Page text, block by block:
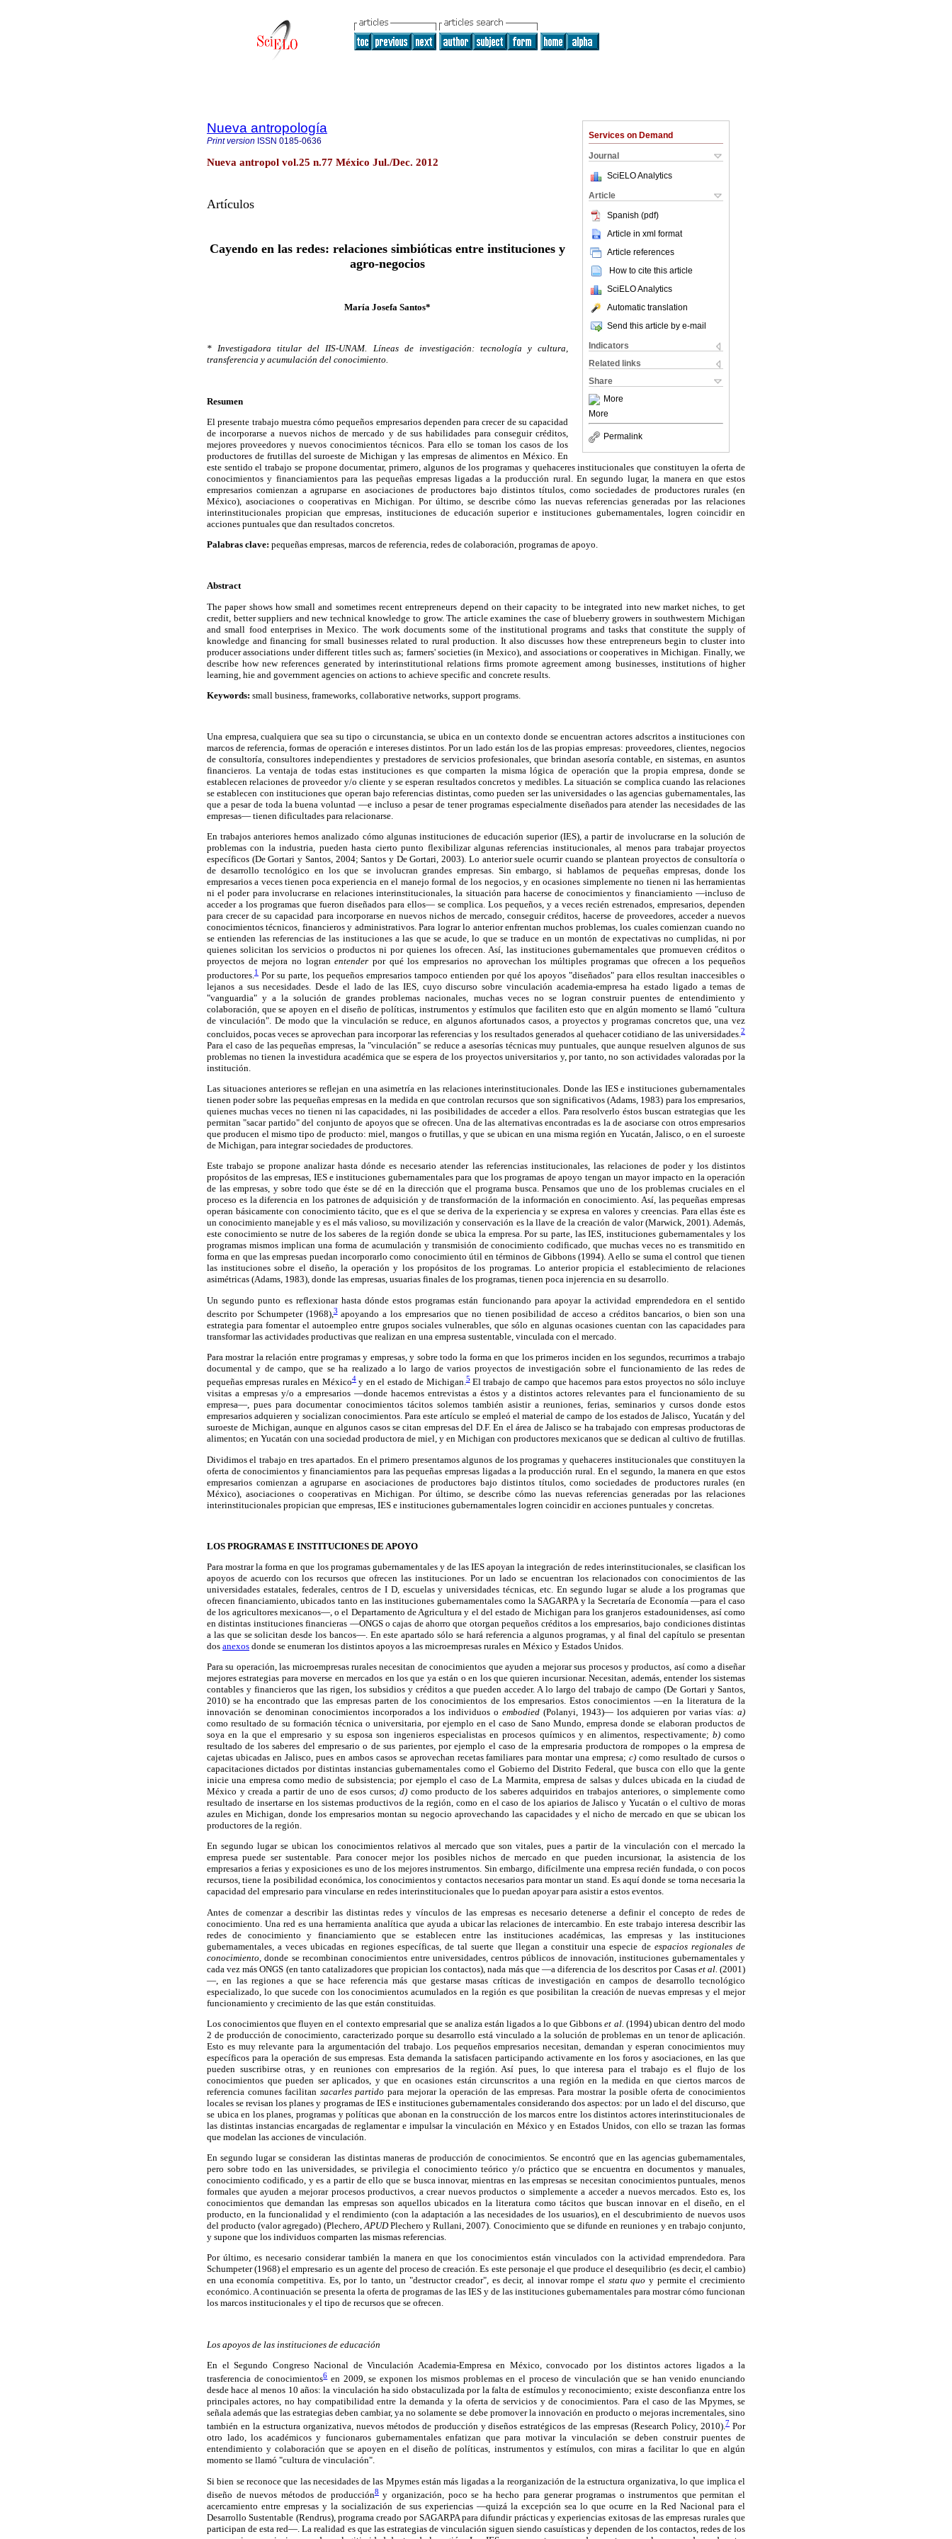
Services on Demand
Journal
SciELO Analytics
Article
Spanish (pdf)
Article in xml format
Article references
How to cite this article
SciELO Analytics
Automatic translation
Send this article by e-mail
Indicators
Related links
Share
More
More
Permalink
Nueva antropología
Print version ISSN 0185-0636
Nueva antropol vol.25 n.77 México Jul./Dec. 2012
Artículos
Cayendo en las redes: relaciones simbióticas entre instituciones y
agro-negocios
María Josefa Santos*
* Investigadora titular del IIS-UNAM. Líneas de investigación: tecnología y cultura,
transferencia y acumulación del conocimiento.
Resumen
El presente trabajo muestra cómo pequeños empresarios dependen para crecer de su capacidad
de incorporarse a nuevos nichos de mercado y de sus habilidades para conseguir créditos,
mejores proveedores y nuevos conocimientos técnicos. Para ello se toman los casos de los
productores de frutillas del suroeste de Michigan y las empresas de alimentos en México. En
este sentido el trabajo se propone documentar, primero, algunos de los programas y quehaceres institucionales que constituyen la oferta de
conocimientos y financiamientos para las pequeñas empresas ligadas a la producción rural. En segundo lugar, la manera en que estos
empresarios comienzan a agruparse en asociaciones de productores bajo distintos títulos, como sociedades de productores rurales (en
México), asociaciones o cooperativas en Michigan. Por último, se describe cómo las nuevas referencias generadas por las relaciones
interinstitucionales propician que empresas, instituciones de educación superior e instituciones gubernamentales, logren coincidir en
acciones puntuales que dan resultados concretos.
Palabras clave: pequeñas empresas, marcos de referencia, redes de colaboración, programas de apoyo.
Abstract
The paper shows how small and sometimes recent entrepreneurs depend on their capacity to be integrated into new market niches, to get
credit, better suppliers and new technical knowledge to grow. The article examines the case of blueberry growers in southwestern Michigan
and small food enterprises in Mexico. The work documents some of the institutional programs and tasks that constitute the supply of
knowledge and financing for small businesses related to rural production. It also discusses how these entrepreneurs begin to cluster into
producer associations under different titles such as; farmers' societies (in Mexico), and associations or cooperatives in Michigan. Finally, we
describe how new references generated by interinstitutional relations firms promote agreement among businesses, institutions of higher
learning, hie and government agencies on actions to achieve specific and concrete results.
Keywords: small business, frameworks, collaborative networks, support programs.
Una empresa, cualquiera que sea su tipo o circunstancia, se ubica en un contexto donde se encuentran actores adscritos a instituciones con
marcos de referencia, formas de operación e intereses distintos. Por un lado están los de las propias empresas: proveedores, clientes, negocios
de consultoría, consultores independientes y prestadores de servicios profesionales, que brindan asesoría contable, en sistemas, en asuntos
financieros. La ventaja de todas estas instituciones es que comparten la misma lógica de operación que la propia empresa, donde se
establecen relaciones de proveedor y/o cliente y se esperan resultados concretos y medibles. La situación se complica cuando las relaciones
se establecen con instituciones que operan bajo referencias distintas, como pueden ser las universidades o las agencias gubernamentales, las
que a pesar de toda la buena voluntad —e incluso a pesar de tener programas especialmente diseñados para atender las necesidades de las
empresas— tienen dificultades para relacionarse.
En trabajos anteriores hemos analizado cómo algunas instituciones de educación superior (IES), a partir de involucrarse en la solución de
problemas con la industria, pueden hasta cierto punto flexibilizar algunas referencias institucionales, al menos para trabajar proyectos
específicos (De Gortari y Santos, 2004; Santos y De Gortari, 2003). Lo anterior suele ocurrir cuando se plantean proyectos de consultoría o
de desarrollo tecnológico en los que se involucran grandes empresas. Sin embargo, si hablamos de pequeñas empresas, donde los
empresarios a veces tienen poca experiencia en el manejo formal de los negocios, y en ocasiones simplemente no tienen ni las herramientas
ni el poder para involucrarse en relaciones interinstitucionales, la situación para hacerse de conocimientos y financiamiento —incluso de
acceder a los programas que fueron diseñados para ellos— se complica. Los pequeños, y a veces recién estrenados, empresarios, dependen
para crecer de su capacidad para incorporarse en nuevos nichos de mercado, conseguir créditos, hacerse de proveedores, acceder a nuevos
conocimientos técnicos, financieros y administrativos. Para lograr lo anterior enfrentan muchos problemas, los cuales comienzan cuando no
se entienden las referencias de las instituciones a las que se acude, lo que se traduce en un montón de expectativas no cumplidas, ni por
quienes solicitan los servicios o productos ni por quienes los ofrecen. Así, las instituciones gubernamentales que promueven créditos o
proyectos de mejora no logranentender por qué los empresarios no aprovechan los múltiples programas que ofrecen a los pequeños
productores. 1 Por su parte, los pequeños empresarios tampoco entienden por qué los apoyos "diseñados" para ellos resultan inaccesibles o
lejanos a sus necesidades. Desde el lado de las IES, cuyo discurso sobre vinculación academia-empresa ha estado ligado a temas de
"vanguardia" y a la solución de grandes problemas nacionales, muchas veces no se logran construir puentes de entendimiento y
colaboración, que se apoyen en el diseño de políticas, instrumentos y estímulos que faciliten esto que en algún momento se llamó "cultura
de vinculación". De modo que la vinculación se reduce, en algunos afortunados casos, a proyectos y programas concretos que, una vez
concluidos, pocas veces se aprovechan para incorporar las referencias y los resultados generados al quehacer cotidiano de las universidades. 2
Para el caso de las pequeñas empresas, la "vinculación" se reduce a asesorías técnicas muy puntuales, que aunque resuelven algunos de sus
problemas no tienen la investidura académica que se espera de los proyectos universitarios y, por tanto, no son actividades valoradas por la
institución.
Las situaciones anteriores se reflejan en una asimetría en las relaciones interinstitucionales. Donde las IES e instituciones gubernamentales
tienen poder sobre las pequeñas empresas en la medida en que controlan recursos que son significativos (Adams, 1983) para los empresarios,
quienes muchas veces no tienen ni las capacidades, ni las posibilidades de acceder a ellos. Para resolverlo éstos buscan estrategias que les
permitan "sacar partido" del conjunto de apoyos que se ofrecen. Una de las alternativas encontradas es la de asociarse con otros empresarios
que producen el mismo tipo de producto: miel, mangos o frutillas, y que se ubican en una misma región en Yucatán, Jalisco, o en el suroeste
de Michigan, para integrar sociedades de productores.
Este trabajo se propone analizar hasta dónde es necesario atender las referencias institucionales, las relaciones de poder y los distintos
propósitos de las empresas, IES e instituciones gubernamentales para que los programas de apoyo tengan un mayor impacto en la operación
de las empresas, y sobre todo que éste se dé en la dirección que el programa busca. Pensamos que uno de los problemas cruciales en el
proceso es la diferencia en los patrones de adquisición y de transformación de la información en conocimiento. Así, las pequeñas empresas
operan básicamente con conocimiento tácito, que es el que se deriva de la experiencia y se expresa en valores y creencias. Para ellas éste es
un conocimiento manejable y es el más valioso, su movilización y conservación es la llave de la creación de valor (Marwick, 2001). Además,
este conocimiento se nutre de los saberes de la región donde se ubica la empresa. Por su parte, las IES, instituciones gubernamentales y los
programas mismos implican una forma de acumulación y transmisión de conocimiento codificado, que muchas veces no es transmitido en
forma en que las empresas puedan incorporarlo como conocimiento útil en términos de Gibbons (1994). A ello se suma el control que tienen
las instituciones sobre el diseño, la operación y los propósitos de los programas. Lo anterior propicia el establecimiento de relaciones
asimétricas (Adams, 1983), donde las empresas, usuarias finales de los programas, tienen poca injerencia en su desarrollo.
Un segundo punto es reflexionar hasta dónde estos programas están funcionando para apoyar la actividad emprendedora en el sentido
descrito por Schumpeter (1968),3apoyando a los empresarios que no tienen posibilidad de acceso a créditos bancarios, o bien son una
estrategia para fomentar el autoempleo entre grupos sociales vulnerables, que sólo en algunas ocasiones cuentan con las capacidades para
transformar las actividades productivas que realizan en una empresa sustentable, vinculada con el mercado.
Para mostrar la relación entre programas y empresas, y sobre todo la forma en que los primeros inciden en los segundos, recurrimos a trabajo
documental y de campo, que se ha realizado a lo largo de varios proyectos de investigación sobre el funcionamiento de las redes de
pequeñas empresas rurales en México4y en el estado de Michigan.5El trabajo de campo que hacemos para estos proyectos no sólo incluye
visitas a empresas y/o a empresarios —donde hacemos entrevistas a éstos y a distintos actores relevantes para el funcionamiento de su
empresa—, pues para documentar conocimientos tácitos solemos también asistir a reuniones, ferias, seminarios y cursos donde estos
empresarios adquieren y socializan conocimientos. Para este artículo se empleó el material de campo de los estados de Jalisco, Yucatán y del
suroeste de Michigan, aunque en algunos casos se citan empresas del D.F. En el área de Jalisco se ha trabajado con empresas productoras de
alimentos; en Yucatán con una sociedad productora de miel, y en Michigan con productores mexicanos que se dedican al cultivo de frutillas.
Dividimos el trabajo en tres apartados. En el primero presentamos algunos de los programas y quehaceres institucionales que constituyen la
oferta de conocimientos y financiamientos para las pequeñas empresas ligadas a la producción rural. En el segundo, la manera en que estos
empresarios comienzan a agruparse en asociaciones de productores bajo distintos títulos, como sociedades de productores rurales (en
México), asociaciones o cooperativas en Michigan. Por último, se describe cómo las nuevas referencias generadas por las relaciones
interinstitucionales propician que empresas, IES e instituciones gubernamentales logren coincidir en acciones puntuales y concretas.
LOS PROGRAMAS E INSTITUCIONES DE APOYO
Para mostrar la forma en que los programas gubernamentales y de las IES apoyan la integración de redes interinstitucionales, se clasifican los
apoyos de acuerdo con los recursos que ofrecen las instituciones. Por un lado se encuentran los relacionados con conocimientos de las
universidades estatales, federales, centros de I D, escuelas y universidades técnicas, etc. En segundo lugar se alude a los programas que
ofrecen financiamiento, ubicados tanto en las instituciones gubernamentales como la SAGARPA y la Secretaría de Economía —para el caso
de los agricultores mexicanos—, o el Departamento de Agricultura y el del estado de Michigan para los granjeros estadounidenses, así como
en distintas instituciones financieras —ONGS o cajas de ahorro que otorgan pequeños créditos a los empresarios, bajo condiciones distintas
a las que se solicitan desde los bancos—. En este apartado sólo se hará referencia a algunos programas, y al final del capítulo se presentan
dos anexos donde se enumeran los distintos apoyos a las microempresas rurales en México y Estados Unidos.
Para su operación, las microempresas rurales necesitan de conocimientos que ayuden a mejorar sus procesos y productos, así como a diseñar
mejores estrategias para moverse en mercados en los que ya están o en los que quieren incursionar. Necesitan, además, entender los sistemas
contables y financieros que las rigen, los subsidios y créditos a que pueden acceder. A lo largo del trabajo de campo (De Gortari y Santos,
2010) se ha encontrado que las empresas parten de los conocimientos de los empresarios. Estos conocimientos —en la literatura de la
innovación se denominan conocimientos incorporados a los individuos o embodied(Polanyi, 1943)— los adquieren por varias vías:a)
como resultado de su formación técnica o universitaria, por ejemplo en el caso de Sano Mundo, empresa donde se elaboran productos de
soya en la que el empresario y su esposa son ingenieros especialistas en procesos químicos y en alimentos, respectivamente; b)como
resultado de los saberes del empresario o de sus parientes, por ejemplo el caso de la empresaria productora de rompopes o la empresa de
cajetas ubicadas en Jalisco, pues en ambos casos se aprovechan recetas familiares para montar una empresa;c) como resultado de cursos o
capacitaciones dictados por distintas instancias gubernamentales como el Gobierno del Distrito Federal, que busca con ello que la gente
inicie una empresa como medio de subsistencia; por ejemplo el caso de La Marmita, empresa de salsas y dulces ubicada en la ciudad de
México y creada a partir de uno de esos cursos; d) como producto de los saberes adquiridos en trabajos anteriores, o simplemente como
resultado de insertarse en los sistemas productivos de la región, como en el caso de los apiarios de Jalisco y Yucatán o el cultivo de moras
azules en Michigan, donde los empresarios montan su negocio aprovechando las capacidades y el nicho de mercado en que se ubican los
productores de la región.
En segundo lugar se ubican los conocimientos relativos al mercado que son vitales, pues a partir de la vinculación con el mercado la
empresa puede ser sustentable. Para conocer mejor los posibles nichos de mercado en que pueden incursionar, la asistencia de los
empresarios a ferias y exposiciones es uno de los mejores instrumentos. Sin embargo, difícilmente una empresa recién fundada, o con pocos
recursos, tiene la posibilidad económica, los conocimientos y contactos necesarios para montar un stand. Es aquí donde se torna necesaria la
capacidad del empresario para vincularse en redes interinstitucionales que lo puedan apoyar para asistir a estos eventos.
Antes de comenzar a describir las distintas redes y vínculos de las empresas es necesario detenerse a definir el concepto de redes de
conocimiento. Una red es una herramienta analítica que ayuda a ubicar las relaciones de intercambio. En este trabajo interesa describir las
redes de conocimiento y financiamiento que se establecen entre las instituciones académicas, las empresas y las instituciones
gubernamentales, a veces ubicadas en regiones específicas, de tal suerte que llegan a constituir una especie de espacios regionales de
conocimiento, donde se recombinan conocimientos entre universidades, centros públicos de innovación, instituciones gubernamentales y
cada vez más ONGS (en tanto catalizadores que propician los contactos), nada más que —a diferencia de los descritos por Casas et al. (2001)
—, en las regiones a que se hace referencia más que gestarse masas críticas de investigación en campos de desarrollo tecnológico
especializado, lo que sucede con los conocimientos acumulados en la región es que posibilitan la creación de nuevas empresas y el mejor
funcionamiento y crecimiento de las que están constituidas.
Los conocimientos que fluyen en el contexto empresarial que se analiza están ligados a lo que Gibbonset al. (1994) ubican dentro del modo
2 de producción de conocimiento, caracterizado porque su desarrollo está vinculado a la solución de problemas en un tenor de aplicación.
Esto es muy relevante para la argumentación del trabajo. Los pequeños empresarios necesitan, demandan y esperan conocimientos muy
específicos para la operación de sus empresas. Esta demanda la satisfacen participando activamente en los foros y asociaciones, en las que
pueden suscribirse otras, y en reuniones con empresarios de la región. Así pues, lo que interesa para el trabajo es el flujo de los
conocimientos que pueden ser aplicados, y que en ocasiones están circunscritos a una región en la medida en que ciertos marcos de
referencia comunes facilitan sacarles partido para mejorar la operación de las empresas. Para mostrar la posible oferta de conocimientos
locales se revisan los planes y programas de IES e instituciones gubernamentales considerando dos aspectos: por un lado el del discurso, que
se ubica en los planes, programas y políticas que abonan en la construcción de los marcos entre los distintos actores interinstitucionales de
las distintas instancias encargadas de reglamentar e impulsar la vinculación en México y en Estados Unidos, con ello se trazan las formas
que modelan las acciones de vinculación.
En segundo lugar se consideran las distintas maneras de producción de conocimientos. Se encontró que en las agencias gubernamentales,
pero sobre todo en las universidades, se privilegia el conocimiento teórico y/o práctico que se encuentra en documentos y manuales,
conocimiento codificado, y es a partir de ello que se busca innovar, mientras en las empresas se necesitan conocimientos puntuales, menos
formales que ayuden a mejorar procesos productivos, a crear nuevos productos o simplemente a acceder a nuevos mercados. Esto es, los
conocimientos que demandan las empresas son aquellos ubicados en la literatura como tácitos que buscan innovar en el diseño, en el
producto, en la funcionalidad y el rendimiento (con la adaptación a las necesidades de los usuarios), en el descubrimiento de nuevos usos
del producto (valor agregado) (Plechero,APUDPlechero y Rullani, 2007). Conocimiento que se difunde en reuniones y en trabajo conjunto,
y supone que los individuos comparten las mismas referencias.
Por último, es necesario considerar también la manera en que los conocimientos están vinculados con la actividad emprendedora. Para
Schumpeter (1968) el empresario es un agente del proceso de creación. Es este personaje el que produce el desequilibrio (es decir, el cambio)
en una economía competitiva. Es, por lo tanto, un "destructor creador", es decir, al innovar rompe el statu quo y permite el crecimiento
económico. A continuación se presenta la oferta de programas de las IES y de las instituciones gubernamentales para mostrar cómo funcionan
los marcos institucionales y el tipo de recursos que se ofrecen.
Los apoyos de las instituciones de educación
En el Segundo Congreso Nacional de Vinculación Academia-Empresa en México, convocado por los distintos actores ligados a la
trasferencia de conocimientos6en 2009, se exponen los mismos problemas en el proceso de vinculación que se han venido enunciando
desde hace al menos 10 años: la vinculación ha sido obstaculizada por la falta de estímulos y reconocimiento; existe desconfianza entre los
principales actores, no hay compatibilidad entre la demanda y la oferta de servicios y de conocimientos. Para el caso de las Mpymes, se
señala además que las estrategias deben cambiar, ya no solamente se debe promover la innovación en producto o mejoras incrementales, sino
también en la estructura organizativa, nuevos métodos de producción y diseños estratégicos de las empresas (Research Policy, 2010).7 Por
otro lado, los académicos y funcionaros gubernamentales enfatizan que para motivar la vinculación se deben construir puentes de
entendimiento y colaboración que se apoyen en el diseño de políticas, instrumentos y estímulos, con miras a facilitar lo que en algún
momento se llamó "cultura de vinculación".
Si bien se reconoce que las necesidades de las Mpymes están más ligadas a la reorganización de la estructura organizativa, lo que implica el
diseño de nuevos métodos de producción8y organización, poco se ha hecho para generar programas o instrumentos que permitan el
acercamiento entre empresas y la socialización de sus experiencias —quizá la excepción sea lo que ocurre en la Red Nacional para el
Desarrollo Sustentable (Rendrus), programa creado por SAGARPA para difundir prácticas y experiencias exitosas de las empresas rurales que
participan de esta red—. La realidad es que las estrategias de vinculación siguen siendo casuísticas y dependen de los contactos, redes de los